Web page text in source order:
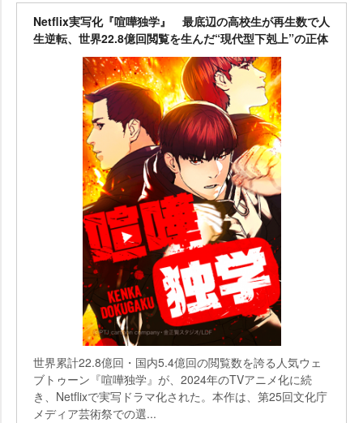
Netflix実写化『喧嘩独学』 最底辺の高校生が再生数で人
生逆転、世界22.8億回閲覧を生んだ“現代型下剋上”の正体
世界累計22.8億回・国内5.4億回の閲覧数を誇る人気ウェ
ブトゥーン『喧嘩独学』が、2024年のTVアニメ化に続
き、Netflixで実写ドラマ化された。本作は、第25回文化庁
メディア芸術祭での選...